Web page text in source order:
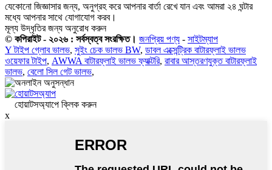
যেকোনো জিজ্ঞাসার জন্য, অনুগ্রহ করে আপনার বার্তা রেখে যান এবং আমরা ২৪ ঘন্টার
মধ্যে আপনার সাথে যোগাযোগ করব।
মূল্য উদ্ধৃতির জন্য অনুরোধ করুন
© কপিরাইট - ২০২৬ : সর্বস্বত্ব সংরক্ষিত। জনপ্রিয় পণ্য - সাইটম্যাপ
Y টাইপ গ্লোব ভালভ, সুইং চেক ভালভ BW, ডাবল এক্সেন্ট্রিক বাটারফ্লাই ভালভ
ওয়েফার টাইপ, AWWA বাটারফ্লাই ভালভ ফ্যাক্টরি, রাবার আস্তরণযুক্ত বাটারফ্লাই
ভালভ, বেলো সিল গেট ভালভ,
হোয়াটসঅ্যাপে ক্লিক করুন
x